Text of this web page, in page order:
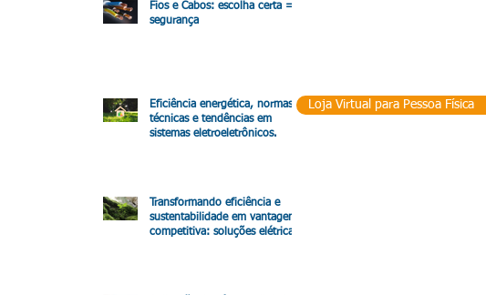
Loja Virtual para Pessoa Física
Fios e Cabos: escolha certa =
segurança
Eficiência energética, normas
técnicas e tendências em
sistemas eletroeletrônicos.
Transformando eficiência e
sustentabilidade em vantagem
competitiva: soluções elétricas